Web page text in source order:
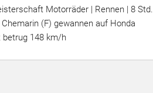
Motorräder | Rennen | 8 Std.
(F) gewannen auf Honda
betrug 148 km/h